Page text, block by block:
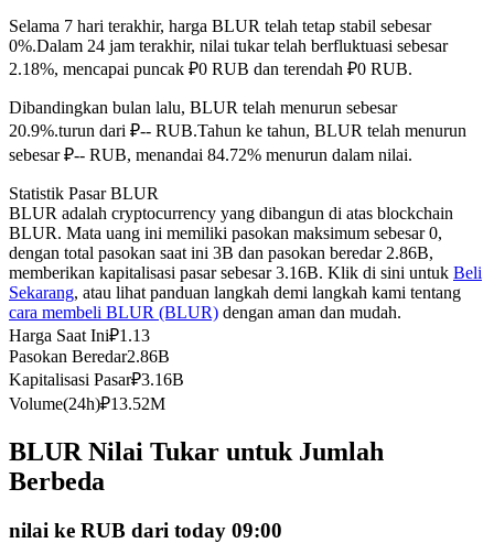
USDC Berjangka
Kontrak berjangka menggunakan USDC sebagai jaminannya
Copy Trading
Bergabunglah dengan pedagang top
Selama 7 hari terakhir, harga BLUR telah tetap stabil sebesar
0%.Dalam 24 jam terakhir, nilai tukar telah berfluktuasi sebesar
2.18%, mencapai puncak ₽0 RUB dan terendah ₽0 RUB.
Dibandingkan bulan lalu, BLUR telah menurun sebesar
20.9%.turun dari ₽-- RUB.Tahun ke tahun, BLUR telah menurun
sebesar ₽-- RUB, menandai 84.72% menurun dalam nilai.
Statistik Pasar BLUR
BLUR adalah cryptocurrency yang dibangun di atas blockchain
BLUR. Mata uang ini memiliki pasokan maksimum sebesar 0,
dengan total pasokan saat ini 3B dan pasokan beredar 2.86B,
memberikan kapitalisasi pasar sebesar 3.16B. Klik di sini untuk Beli
Sekarang, atau lihat panduan langkah demi langkah kami tentang
cara membeli BLUR (BLUR) dengan aman dan mudah.
Harga Saat Ini₽1.13
Pasokan Beredar2.86B
Kapitalisasi Pasar₽3.16B
Volume(24h)₽13.52M
BLUR Nilai Tukar untuk Jumlah
Berbeda
nilai ke RUB dari today 09:00